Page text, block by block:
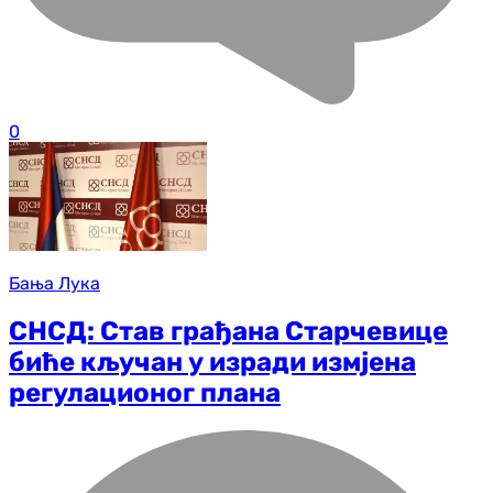
0
Бања Лука
СНСД: Став грађана Старчевице
биће кључан у изради измјена
регулационог плана